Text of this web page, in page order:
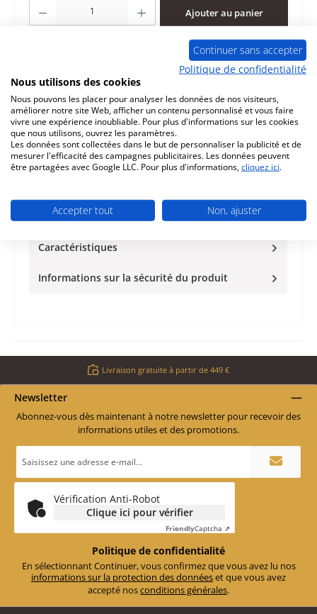
Ajouter au panier
Question sur le produit
Description
Supra Cristal 301 Supra Cristal 301 joint de porte
données clés: paum…
Plus
Caractéristiques
Informations sur la sécurité du produit
Livraison gratuite à partir de 449 €
Newsletter
Abonnez-vous dès maintenant à notre newsletter pour recevoir des
informations utiles et des promotions.
e-
*
Vérification Anti-Robot
Clique ici pour vérifier
FriendlyCaptcha ⇗
Politique de confidentialité
En sélectionnant Continuer, vous confirmez que vous avez lu nos
informations sur la protection des donnéeset que vous avez
accepté nosconditions générales.
Continuer sans accepter
Politique de confidentialité
Nous utilisons des cookies
Nous pouvons les placer pour analyser les données de nos visiteurs,
améliorer notre site Web, afficher un contenu personnalisé et vous faire
vivre une expérience inoubliable. Pour plus d'informations sur les cookies
que nous utilisons, ouvrez les paramètres.
Les données sont collectées dans le but de personnaliser la publicité et de
mesurer l'efficacité des campagnes publicitaires. Les données peuvent
être partagées avec Google LLC. Pour plus d'informations,cliquez ici.
Accepter tout Non, ajuster